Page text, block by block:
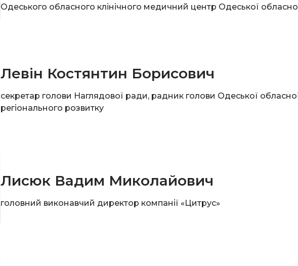
Одеського обласного клінічного медичний центр Одеської
Левін Костянтин Борисович
секретар голови Наглядової ради, радник голови Одеської
регіонального розвитку
Лисюк Вадим Миколайович
головний виконавчий директор компанії «Цитрус»